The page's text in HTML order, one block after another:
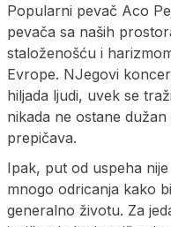
Popularni pevač Aco
pevača sa naših
staloženošću i
Evrope. NJegovi
hiljada ljudi, uvek se
nikada ne ostane
prepičava.
Ipak, put od uspeha
mnogo odricanja kako
generalno životu. Za